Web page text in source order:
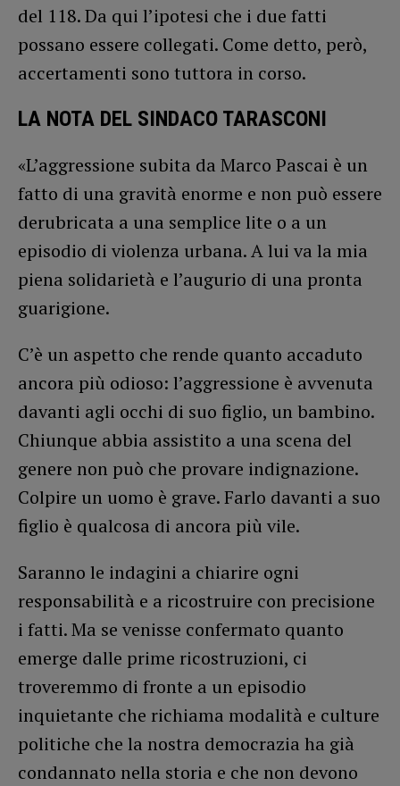
del 118. Da qui l’ipotesi che i due fatti
possano essere collegati. Come detto, però,
accertamenti sono tuttora in corso.
LA NOTA DEL SINDACO TARASCONI
«L’aggressione subita da Marco Pascai è un
fatto di una gravità enorme e non può essere
derubricata a una semplice lite o a un
episodio di violenza urbana. A lui va la mia
piena solidarietà e l’augurio di una pronta
guarigione.
C’è un aspetto che rende quanto accaduto
ancora più odioso: l’aggressione è avvenuta
davanti agli occhi di suo figlio, un bambino.
Chiunque abbia assistito a una scena del
genere non può che provare indignazione.
Colpire un uomo è grave. Farlo davanti a suo
figlio è qualcosa di ancora più vile.
Saranno le indagini a chiarire ogni
responsabilità e a ricostruire con precisione
i fatti. Ma se venisse confermato quanto
emerge dalle prime ricostruzioni, ci
troveremmo di fronte a un episodio
inquietante che richiama modalità e culture
politiche che la nostra democrazia ha già
condannato nella storia e che non devono